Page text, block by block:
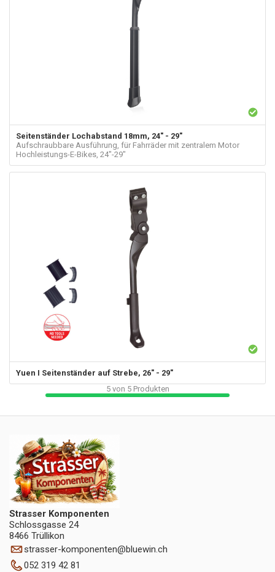
Seitenständer Lochabstand 18mm, 24" - 29"
Aufschraubbare Ausführung, für Fahrräder mit zentralem Motor
Hochleistungs-E-Bikes, 24"-29"
Yuen I Seitenständer auf Strebe, 26" - 29"
5von 5Produkten
Strasser Komponenten
Schlossgasse 24
8466 Trüllikon
strasser-komponenten@bluewin.ch
052 319 42 81